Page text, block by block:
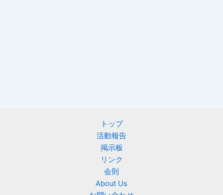
トップ
活動報告
掲示板
リンク
会則
About Us